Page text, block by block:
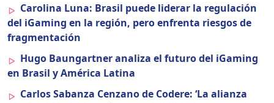
Car­oli­na Luna: Brasil puede lid­er­ar la reg­u­lación
del iGam­ing en la región, pero enfrenta ries­gos de
frag­mentación
Hugo Baun­gart­ner anal­iza el futuro del iGam­ing
en Brasil y Améri­ca Lati­na
Car­los Saban­za Cen­zano de Codere: ‘La alian­za